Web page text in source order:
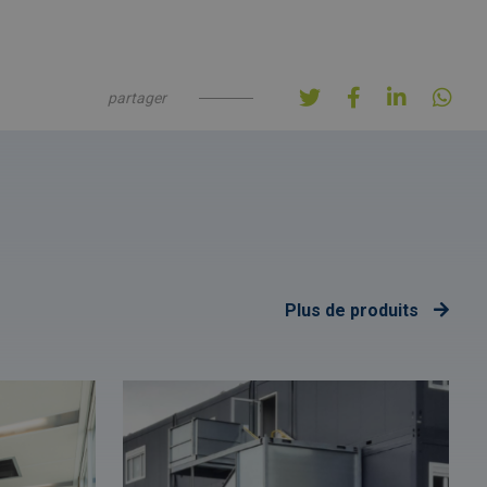
partager
Plus de produits
naarEscaliers
d'accès
-
et
rampes